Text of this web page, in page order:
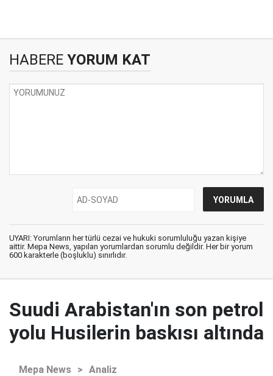
HABERE YORUM KAT
UYARI: Yorumların her türlü cezai ve hukuki sorumluluğu yazan kişiye
aittir. Mepa News, yapılan yorumlardan sorumlu değildir. Her bir yorum
600 karakterle (boşluklu) sınırlıdır.
Suudi Arabistan'ın son petrol
yolu Husilerin baskısı altında
Mepa News > Analiz